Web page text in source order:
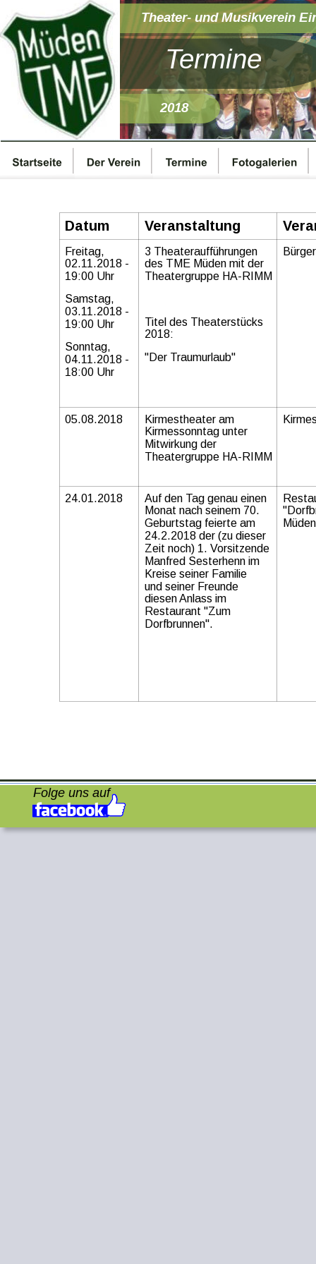
2018
Termine
Theater- und Musikverein
Datum Veranstaltung
Freitag,
02.11.2018 -
19:00 Uhr
Samstag,
03.11.2018 -
19:00 Uhr
Sonntag,
04.11.2018 -
18:00 Uhr
3 Theateraufführungen
des TME Müden mit der
Theatergruppe HA-RIMM
Titel des Theaterstücks
2018:
"Der Traumurlaub"
05.08.2018
Kirmestheater am
Kirmessonntag unter
Mitwirkung der
Theatergruppe HA-RIMM
24.01.2018
Auf den Tag genau einen
Monat nach seinem 70.
Geburtstag feierte am
24.2.2018 der (zu dieser
Zeit noch) 1. Vorsitzende
Manfred Sesterhenn im
Kreise seiner Familie
und seiner Freunde
diesen Anlass im
Restaurant "Zum
Dorfbrunnen".
Folge uns auf